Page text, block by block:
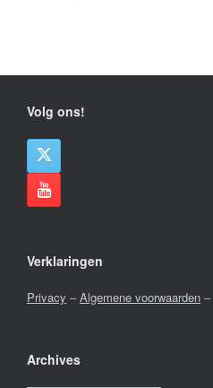
Volg ons!
Verklaringen
Privacy –Algemene voorwaarden –
Archives